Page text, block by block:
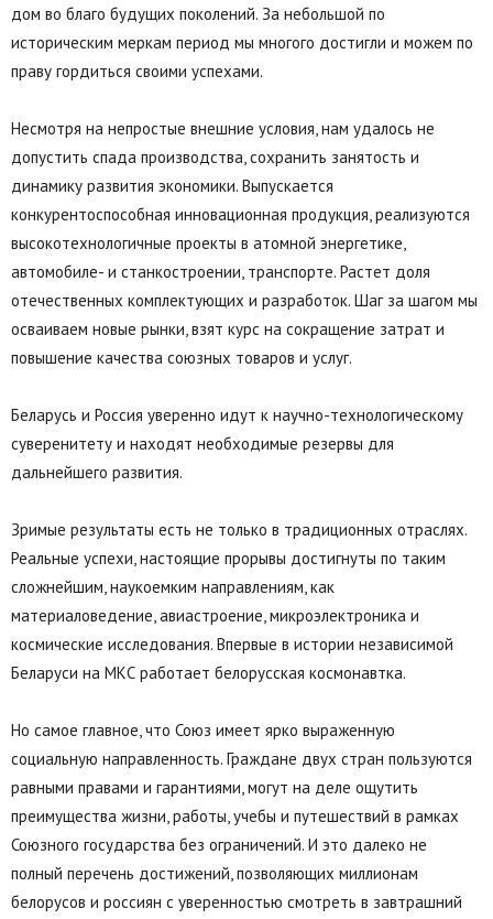
дом во благо будущих поколений. За небольшой по
историческим меркам период мы многого достигли и можем по
праву гордиться своими успехами.
Несмотря на непростые внешние условия, нам удалось не
допустить спада производства, сохранить занятость и
динамику развития экономики. Выпускается
конкурентоспособная инновационная продукция, реализуются
высокотехнологичные проекты в атомной энергетике,
автомобиле- и станкостроении, транспорте. Растет доля
отечественных комплектующих и разработок. Шаг за шагом мы
осваиваем новые рынки, взят курс на сокращение затрат и
повышение качества союзных товаров и услуг.
Беларусь и Россия уверенно идут к научно-технологическому
суверенитету и находят необходимые резервы для
дальнейшего развития.
Зримые результаты есть не только в традиционных отраслях.
Реальные успехи, настоящие прорывы достигнуты по таким
сложнейшим, наукоемким направлениям, как
материаловедение, авиастроение, микроэлектроника и
космические исследования. Впервые в истории независимой
Беларуси на МКС работает белорусская космонавтка.
Но самое главное, что Союз имеет ярко выраженную
социальную направленность. Граждане двух стран пользуются
равными правами и гарантиями, могут на деле ощутить
преимущества жизни, работы, учебы и путешествий в рамках
Союзного государства без ограничений. И это далеко не
полный перечень достижений, позволяющих миллионам
белорусов и россиян с уверенностью смотреть в завтрашний